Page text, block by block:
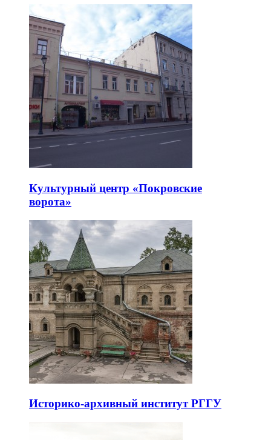
Культурный центр «Покровские
ворота»
Историко-архивный институт РГГУ